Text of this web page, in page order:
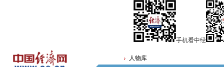
手机看中经
人物库